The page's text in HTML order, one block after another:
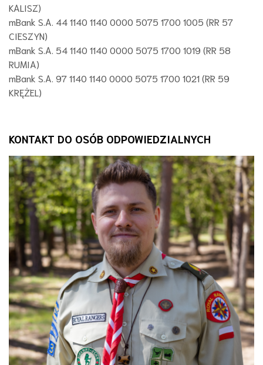
KALISZ)
mBank S.A. 44 1140 1140 0000 5075 1700 1005 (RR 57
CIESZYN)
mBank S.A. 54 1140 1140 0000 5075 1700 1019 (RR 58
RUMIA)
mBank S.A. 97 1140 1140 0000 5075 1700 1021 (RR 59
KRĘŻEL)
KONTAKT DO OSÓB ODPOWIEDZIALNYCH